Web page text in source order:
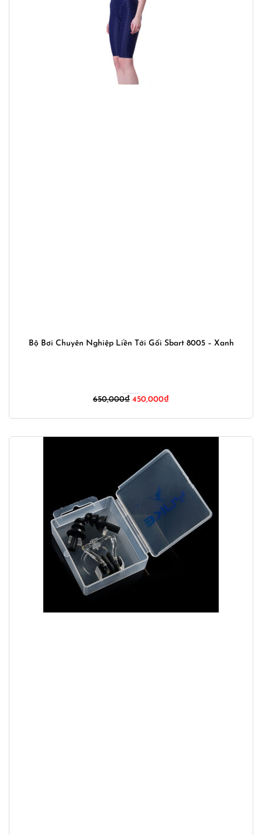
Bộ Bơi Chuyên Nghiệp Liền Tới Gối Sbart 8005 – Xanh
650,000₫ Giá
650,000₫.
450,000₫Giá
là:
450,000₫.